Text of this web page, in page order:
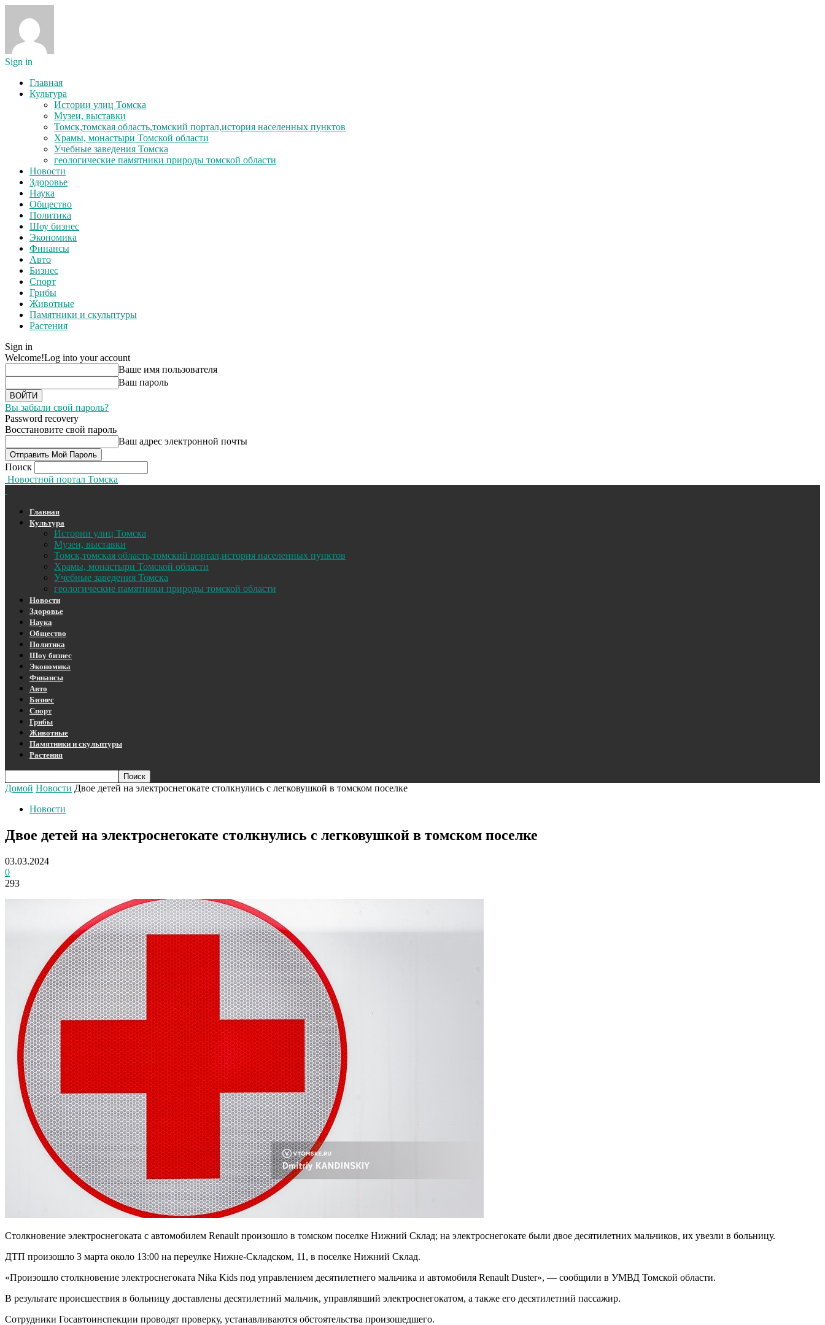
Sign in
Главная
Культура
Истории улиц Томска
Музеи, выставки
Томск,томская область,томский портал,история населенных пунктов
Храмы, монастыри Томской области
Учебные заведения Томска
геологические памятники природы томской области
Новости
Здоровье
Наука
Общество
Политика
Шоу бизнес
Экономика
Финансы
Авто
Бизнес
Спорт
Грибы
Животные
Памятники и скульптуры
Растения
Sign in
Welcome!Log into your account
Ваше имя пользователя
Ваш пароль
Вы забыли свой пароль?
Password recovery
Восстановите свой пароль
Ваш адрес электронной почты
Поиск
Новостной портал Томска
Главная
Культура
Истории улиц Томска
Музеи, выставки
Томск,томская область,томский портал,история населенных пунктов
Храмы, монастыри Томской области
Учебные заведения Томска
геологические памятники природы томской области
Новости
Здоровье
Наука
Общество
Политика
Шоу бизнес
Экономика
Финансы
Авто
Бизнес
Спорт
Грибы
Животные
Памятники и скульптуры
Растения
Домой Новости Двое детей на электроснегокате столкнулись с легковушкой в томском поселке
Новости
Двое детей на электроснегокате столкнулись с легковушкой в томском поселке
03.03.2024
0
293
Столкновение электроснегоката с автомобилем Renault произошло в томском поселке Нижний Склад; на электроснегокате были двое десятилетних мальчиков, их увезли в больницу.
ДТП произошло 3 марта около 13:00 на переулке Нижне-Складском, 11, в поселке Нижний Склад.
«Произошло столкновение электроснегоката Nika Kids под управлением десятилетнего мальчика и автомобиля Renault Duster», — сообщили в УМВД Томской области.
В результате происшествия в больницу доставлены десятилетний мальчик, управлявший электроснегокатом, а также его десятилетний пассажир.
Сотрудники Госавтоинспекции проводят проверку, устанавливаются обстоятельства произошедшего.